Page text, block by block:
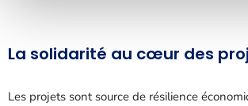
La solidarité au cœur des
Les projets sont source de résilience